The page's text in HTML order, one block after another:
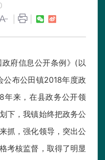
府信息公开条例》(以
公布公田镇2018年度政
年来，在县政务公开领
下，我镇始终把政务公
抓，强化领导，突出公
考核监督，取得了明显